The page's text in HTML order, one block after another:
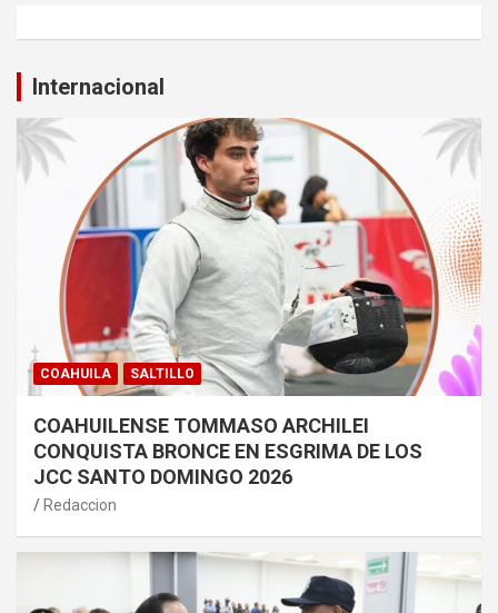
Internacional
COAHUILA SALTILLO
COAHUILENSE TOMMASO ARCHILEI
CONQUISTA BRONCE EN ESGRIMA DE LOS
JCC SANTO DOMINGO 2026
Redaccion